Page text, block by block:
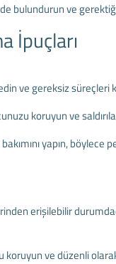
bulundurun ve
İpuçları
ve gereksiz süreçleri
koruyun ve
yapın, böylece
erişilebilir
koruyun ve düzenli